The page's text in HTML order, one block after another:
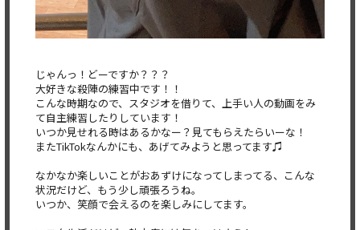
じゃんっ！どーですか？？？
大好きな殺陣の練習中です！！
こんな時期なので、スタジオを借りて、上手い人の動画をみ
て自主練習したりしています！
いつか見せれる時はあるかなー？見てもらえたらいーな！
またTikTokなんかにも、あげてみようと思ってます♫
なかなか楽しいことがおあずけになってしまってる、こんな
状況だけど、もう少し頑張ろうね。
いつか、笑顔で会えるのを楽しみにしてます。